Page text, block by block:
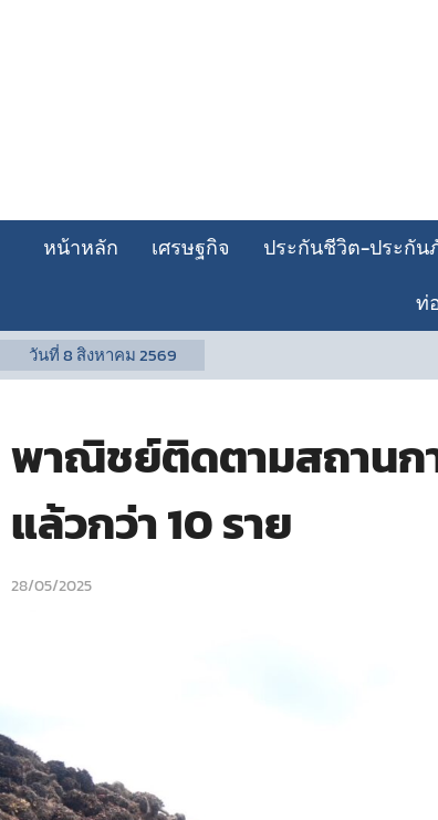
หน้าหลัก เศรษฐกิจ ประกันชีวิต-ประกัน
ท่
วันที่8 สิงหาคม 2569
พาณิชย์ติดตามสถานก
แล้วกว่า 10 ราย
28/05/2025